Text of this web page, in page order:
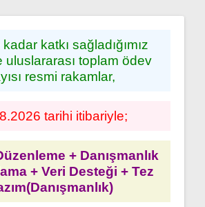
katkı sağladığımız
uluslararası toplam ödev
resmi rakamlar,
tarihi itibariyle;
+ Danışmanlık
+ Veri Desteği + Tez